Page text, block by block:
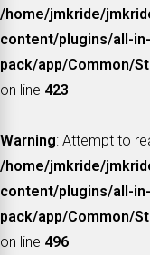
/home/jmkride/
content/plugins/all-
pack/app/Common/
on line 423
Warning: Attempt to
/home/jmkride/
content/plugins/all-
pack/app/Common/
on line 496